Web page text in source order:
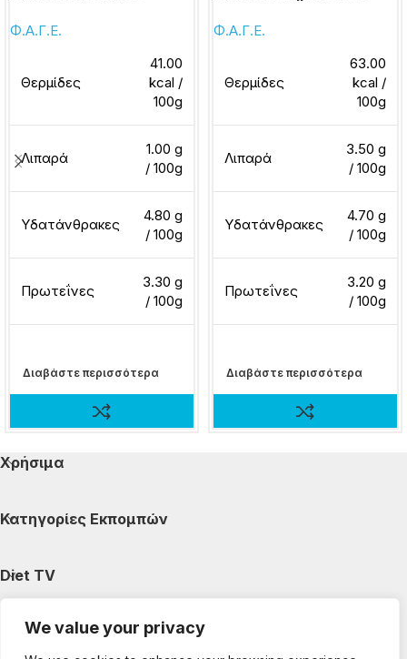
We value your privacy
Φ.Α.Γ.Ε.
Θερμίδες
41.00
kcal /
100g
Λιπαρά
1.00 g
/ 100g
Υδατάνθρακες
4.80 g
/ 100g
Πρωτεΐνες
3.30 g
/ 100g
Διαβάστε περισσότερα
Φ.Α.Γ.Ε.
Θερμίδες
63.00
kcal /
100g
Λιπαρά
3.50 g
/ 100g
Υδατάνθρακες
4.70 g
/ 100g
Πρωτεΐνες
3.20 g
/ 100g
Διαβάστε περισσότερα
Χρήσιμα
Κατηγορίες Εκπομπών
Diet TV
Κατηγορίες Άρθρων